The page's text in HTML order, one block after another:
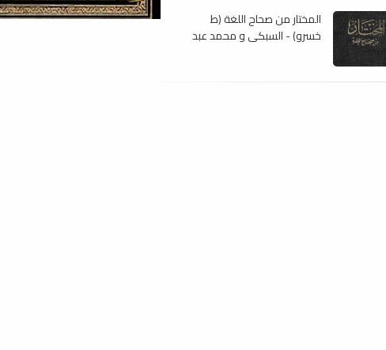
المختار من صحاح اللغة (ط
خسرو) - السبكى و محمد عبد